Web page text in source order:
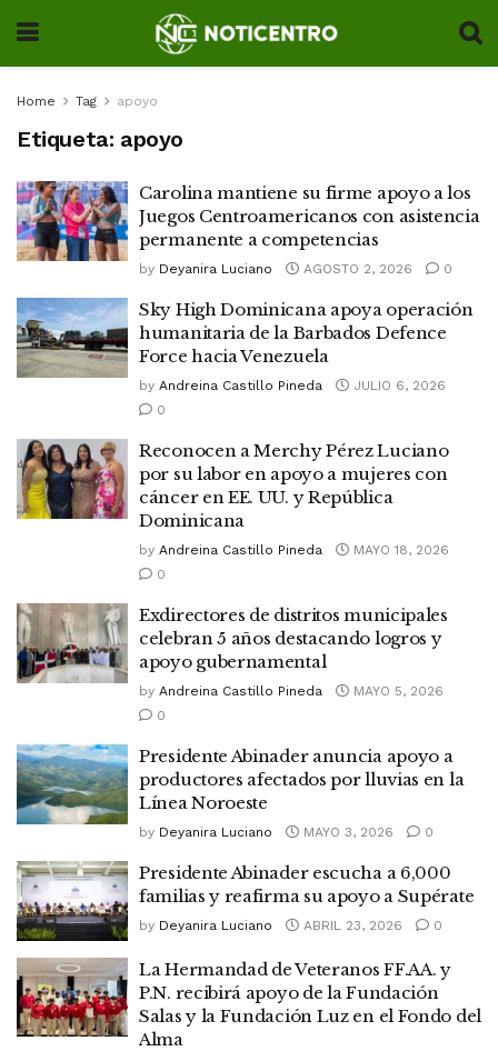
Home Tag apoyo
Etiqueta: apoyo
Carolina mantiene su firme apoyo a los
Juegos Centroamericanos con asistencia
permanente a competencias
by Deyanira Luciano AGOSTO 2, 2026 0
Sky High Dominicana apoya operación
humanitaria de la Barbados Defence
Force hacia Venezuela
by Andreina Castillo Pineda
JULIO 6, 2026
0
Reconocen a Merchy Pérez Luciano
por su labor en apoyo a mujeres con
cáncer en EE. UU. y República
Dominicana
by Andreina Castillo Pineda
MAYO 18, 2026
0
Exdirectores de distritos municipales
celebran 5 años destacando logros y
apoyo gubernamental
by Andreina Castillo Pineda
MAYO 5, 2026
0
Presidente Abinader anuncia apoyo a
productores afectados por lluvias en la
Línea Noroeste
by Deyanira Luciano MAYO 3, 2026 0
Presidente Abinader escucha a 6,000
familias y reafirma su apoyo a Supérate
by Deyanira Luciano ABRIL 23, 2026 0
La Hermandad de Veteranos FF.AA. y
P.N. recibirá apoyo de la Fundación
Salas y la Fundación Luz en el Fondo del
Alma